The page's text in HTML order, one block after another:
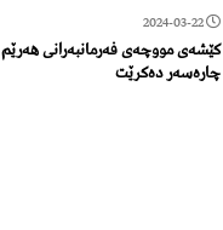
2024-03-22
کێشەی مووچەی فەرمانبەرانی
چارەسەر دەکرێت